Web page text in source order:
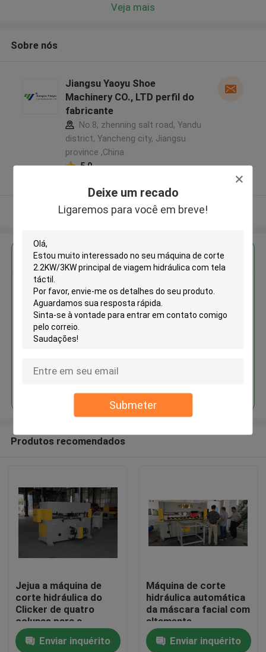
Deixe um recado
Ligaremos para você em breve!
Submeter
Casa
Veja mais
Sobre nós
Jiangsu Yaoyu Shoe
Machinery CO., LTD perfil do
fabricante
No.8, zhenning salt road, Yandu
district, Yancheng city, Jiangsu
province ,China
5.0
Veja mais
Obter o melhor preço para
Máquina de corte 2.2KW/3KW
principal de viagem hidráulica
com tela táctil
Produtos recomendados
Jejua a máquina de
corte hidráulica do
Clicker de quatro
colunas para a
máscara protetora
N95 Enviar inquérito
Máquina de corte
hidráulica automática
da máscara facial com
altamente
desempenho
Enviar inquérito